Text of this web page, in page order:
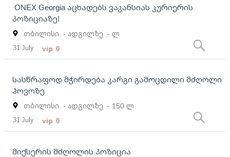
ONEX Georgia აცხადებს ვაკანსიას კურიერის
პოზიციაზე!
თბილისი - ადგილზე - ლ
31 July vip 0
სასწრაფოდ მჭირდება კარგი გამოცდილი მძღოლი
ჰოვოზე
თბილისი - ადგილზე - 150 ლ
31 July vip 0
მიქსერის მძღოლის პოზიცია